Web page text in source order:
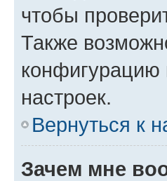
чтобы
Также
конфигурацию
настроек.
Вернуться к
Зачем мне